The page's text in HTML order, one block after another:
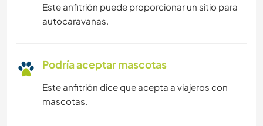
Este anfitrión puede proporcionar un sitio para
autocaravanas.
Podría aceptar mascotas
Este anfitrión dice que acepta a viajeros con
mascotas.